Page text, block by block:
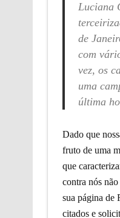
Luciana
de
com
vez, os
uma
última
Dado que
fruto de uma
que
contra nós
sua página de
citados e